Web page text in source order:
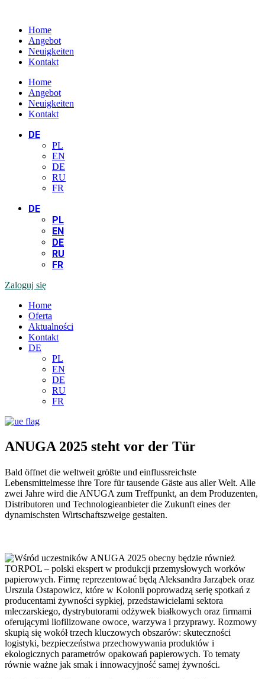
Home
Angebot
Neuigkeiten
Kontakt
Home
Angebot
Neuigkeiten
Kontakt
DE
PL
EN
DE
RU
FR
DE
PL
EN
DE
RU
FR
Zaloguj się
Home
Oferta
Aktualności
Kontakt
DE
PL
EN
DE
RU
FR
ANUGA 2025 steht vor der Tür
Bald öffnet die weltweit größte und einflussreichste
Lebensmittelmesse ihre Tore für tausende Gäste aus aller Welt. Alle
zwei Jahre wird die ANUGA zum Treffpunkt, an dem Produzenten,
Distributoren und Technologieanbieter die Zukunft eines der
dynamischsten Wirtschaftszweige gestalten.